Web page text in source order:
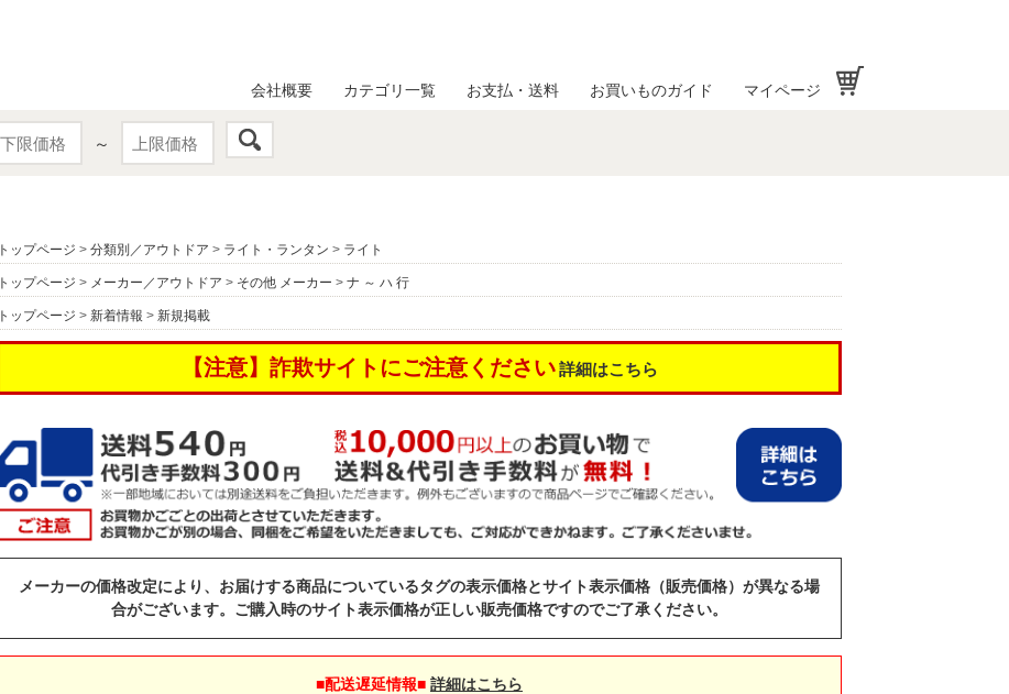
～
会社概要 カテゴリ一覧 お支払・送料 お買いものガイド マイページ
トップページ > 分類別／アウトドア > ライト・ランタン > ライト
トップページ > メーカー／アウトドア > その他 メーカー > ナ ～ ハ 行
トップページ > 新着情報 > 新規掲載
【注意】詐欺サイトにご注意ください 詳細はこちら
メーカーの価格改定により、お届けする商品についているタグの表示価格とサイト表示価格（販売価格）が異なる場
合がございます。ご購入時のサイト表示価格が正しい販売価格ですのでご了承ください。
■配送遅延情報■ 詳細はこちら